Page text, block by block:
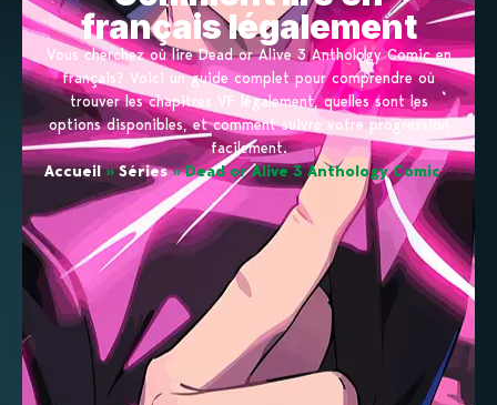
français légalement
Vous cherchez où lire Dead or Alive 3 Anthology Comic en
français? Voici un guide complet pour comprendre où
trouver les chapitres VF légalement, quelles sont les
options disponibles, et comment suivre votre progression
facilement.
Accueil»Séries»Dead or Alive 3 Anthology Comic